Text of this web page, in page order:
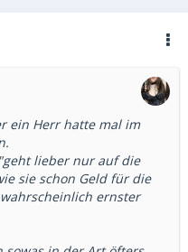
ein Herr hatte mal im
lieber nur auf die
sie schon Geld für die
ernster